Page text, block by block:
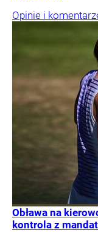
Opinie i
Obława na
kontrola z